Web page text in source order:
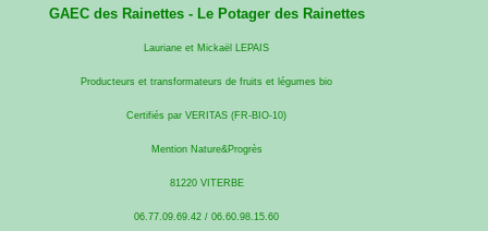
GAEC des Rainettes - Le Potager des Rainettes
Lauriane et Mickaël LEPAIS
Producteurs et transformateurs de fruits et légumes bio
Certifiés par VERITAS (FR-BIO-10)
Mention Nature&Progrès
81220 VITERBE
06.77.09.69.42 / 06.60.98.15.60